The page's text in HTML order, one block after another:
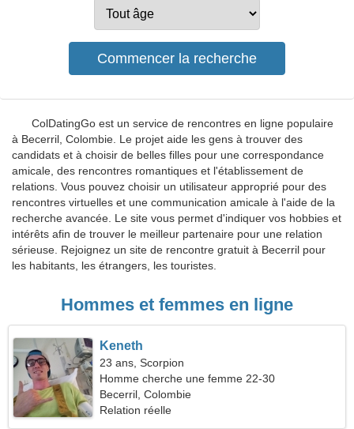
ColDatingGo est un service de rencontres en ligne populaire
à Becerril, Colombie. Le projet aide les gens à trouver des
candidats et à choisir de belles filles pour une correspondance
amicale, des rencontres romantiques et l'établissement de
relations. Vous pouvez choisir un utilisateur approprié pour des
rencontres virtuelles et une communication amicale à l'aide de la
recherche avancée. Le site vous permet d'indiquer vos hobbies et
intérêts afin de trouver le meilleur partenaire pour une relation
sérieuse. Rejoignez un site de rencontre gratuit à Becerril pour
les habitants, les étrangers, les touristes.
Hommes et femmes en ligne
Keneth
23 ans, Scorpion
Homme cherche une femme 22-30
Becerril, Colombie
Relation réelle